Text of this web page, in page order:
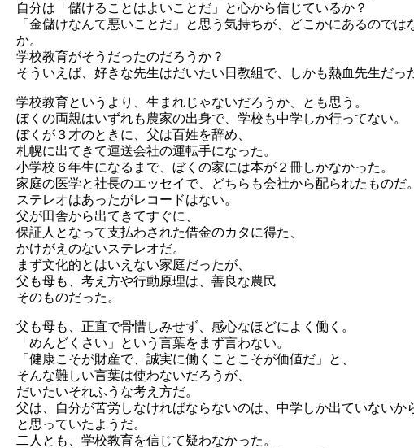
自分は「儲けることはよいことだ」と心から信じているか？
「金儲けなんて悪いことだ」と思う気持ちが、どこかにあるのでは
か。
学校教育がそうだったのだろうか？
そういえば、好きな先生はだいたい日教組で、しかも熱血先生だっ
学校教育というより、生まれじゃないだろうか、とも思う。
ぼくの両親はいずれも農家の出身で、学校も中学しか行ってない。
ぼくが３才のときに、父は百姓を辞め、
札幌に出てきて運送会社の運転手になった。
小学校６年生になるまで、ぼくの家には本が２冊しかなかった。
家庭の医学と社長のエッセイで、どちらも会社から配られたものだ。
ステレオはあったがレコードはない。
父が田舎から出てきてすぐに、
保証人となって支払わされた借金のカタに得た、
かけがえのないステレオだ。
まず文化的とはいえない家庭だったが、
父も母も、考え方や行動原理は、善良な農民
そのものだった。
父も母も、正直で骨惜しみせず、感心なほどによく働く。
「めんどくさい」という言葉をまず言わない。
「健康こそが財産で、誠実に働くことこそが価値だ」と、
そんな難しい言葉は使わないだろうが、
だいたいそれふうな考え方だ。
父は、自分が苦労しなければならないのは、中学しか出ていないか
と思っていたようだ。
二人とも、学校教育を信じて疑わなかった。